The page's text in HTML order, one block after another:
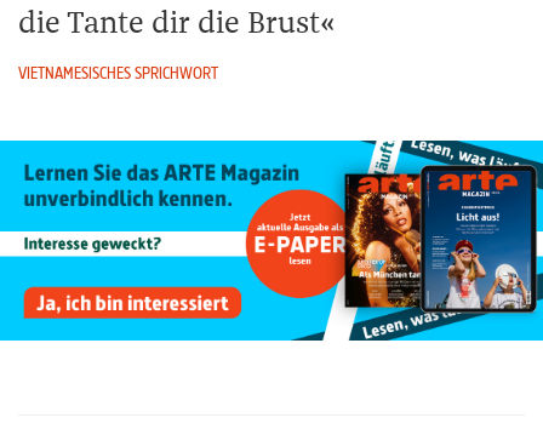
die Tante dir die Brust
VIETNAMESISCHES SPRICHWORT